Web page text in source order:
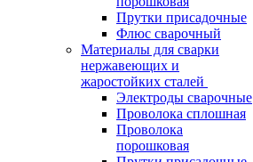
Прутки присадочные
Флюс сварочный
Материалы для сварки
нержавеющих и
жаростойких сталей
Электроды сварочные
Проволока сплошная
Проволока
порошковая